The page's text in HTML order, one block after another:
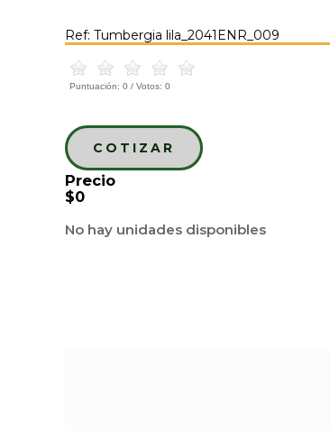
Ref: Tumbergia lila_2041ENR_009
Puntuación: 0 / Votos: 0
COTIZAR
Precio
$0
No hay unidades disponibles